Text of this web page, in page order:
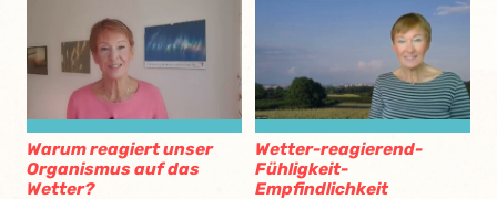
Warum reagiert unser
Organismus auf das
Wetter?
Wetter-reagierend-
Fühligkeit-
Empfindlichkeit